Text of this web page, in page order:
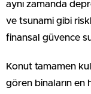
aynı zamanda
ve tsunami gibi
finansal güvence
Konut tamamen
gören binaların en